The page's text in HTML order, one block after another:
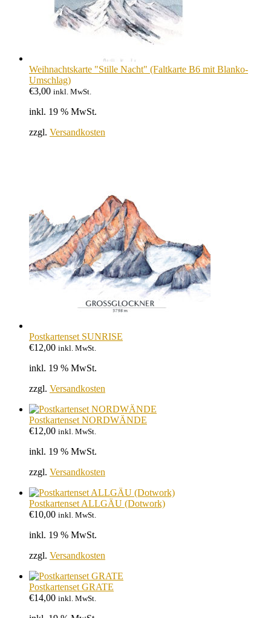
Weihnachtskarte "Stille Nacht" (Faltkarte B6 mit Blanko-
Umschlag)
€3,00 inkl. MwSt.
inkl. 19 % MwSt.
zzgl. Versandkosten
Postkartenset SUNRISE
€12,00 inkl. MwSt.
inkl. 19 % MwSt.
zzgl. Versandkosten
Postkartenset NORDWÄNDE
€12,00 inkl. MwSt.
inkl. 19 % MwSt.
zzgl. Versandkosten
Postkartenset ALLGÄU (Dotwork)
€10,00 inkl. MwSt.
inkl. 19 % MwSt.
zzgl. Versandkosten
Postkartenset GRATE
€14,00 inkl. MwSt.